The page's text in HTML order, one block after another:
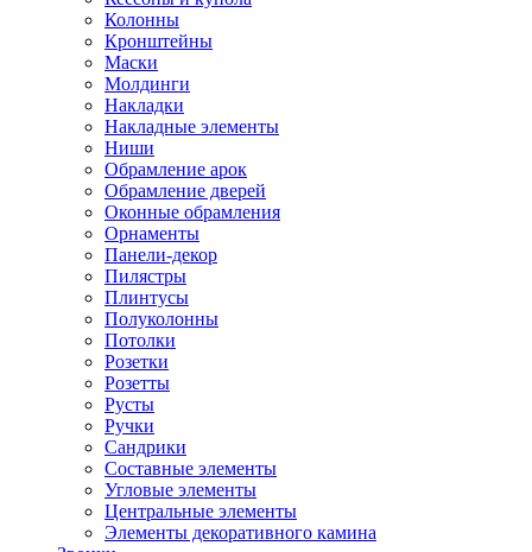
Колонны
Кронштейны
Маски
Молдинги
Накладки
Накладные элементы
Ниши
Обрамление арок
Обрамление дверей
Оконные обрамления
Орнаменты
Панели-декор
Пилястры
Плинтусы
Полуколонны
Потолки
Розетки
Розетты
Русты
Ручки
Сандрики
Составные элементы
Угловые элементы
Центральные элементы
Элементы декоративного камина